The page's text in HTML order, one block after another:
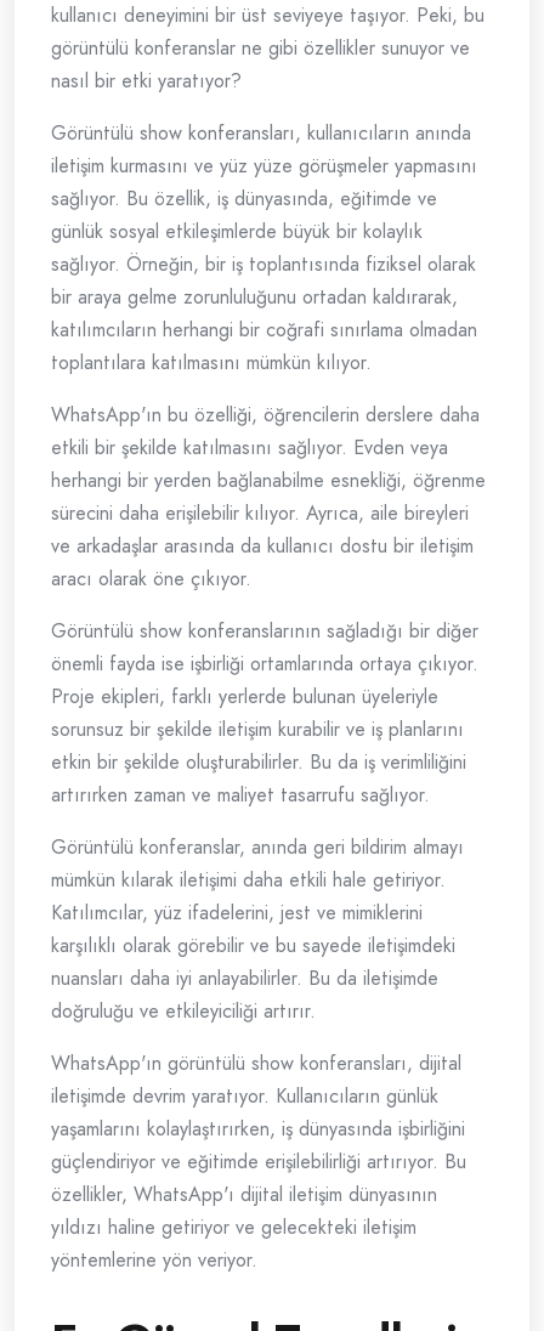
kullanıcı deneyimini bir üst seviyeye taşıyor. Peki, bu
görüntülü konferanslar ne gibi özellikler sunuyor ve
nasıl bir etki yaratıyor?
Görüntülü show konferansları, kullanıcıların anında
iletişim kurmasını ve yüz yüze görüşmeler yapmasını
sağlıyor. Bu özellik, iş dünyasında, eğitimde ve
günlük sosyal etkileşimlerde büyük bir kolaylık
sağlıyor. Örneğin, bir iş toplantısında fiziksel olarak
bir araya gelme zorunluluğunu ortadan kaldırarak,
katılımcıların herhangi bir coğrafi sınırlama olmadan
toplantılara katılmasını mümkün kılıyor.
WhatsApp'ın bu özelliği, öğrencilerin derslere daha
etkili bir şekilde katılmasını sağlıyor. Evden veya
herhangi bir yerden bağlanabilme esnekliği, öğrenme
sürecini daha erişilebilir kılıyor. Ayrıca, aile bireyleri
ve arkadaşlar arasında da kullanıcı dostu bir iletişim
aracı olarak öne çıkıyor.
Görüntülü show konferanslarının sağladığı bir diğer
önemli fayda ise işbirliği ortamlarında ortaya çıkıyor.
Proje ekipleri, farklı yerlerde bulunan üyeleriyle
sorunsuz bir şekilde iletişim kurabilir ve iş planlarını
etkin bir şekilde oluşturabilirler. Bu da iş verimliliğini
artırırken zaman ve maliyet tasarrufu sağlıyor.
Görüntülü konferanslar, anında geri bildirim almayı
mümkün kılarak iletişimi daha etkili hale getiriyor.
Katılımcılar, yüz ifadelerini, jest ve mimiklerini
karşılıklı olarak görebilir ve bu sayede iletişimdeki
nuansları daha iyi anlayabilirler. Bu da iletişimde
doğruluğu ve etkileyiciliği artırır.
WhatsApp'ın görüntülü show konferansları, dijital
iletişimde devrim yaratıyor. Kullanıcıların günlük
yaşamlarını kolaylaştırırken, iş dünyasında işbirliğini
güçlendiriyor ve eğitimde erişilebilirliği artırıyor. Bu
özellikler, WhatsApp'ı dijital iletişim dünyasının
yıldızı haline getiriyor ve gelecekteki iletişim
yöntemlerine yön veriyor.